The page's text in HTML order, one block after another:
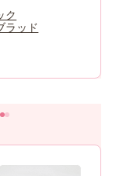
ク
ラッド